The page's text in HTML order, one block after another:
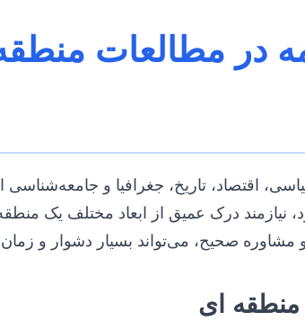
در مطالعات
اقتصاد، تاریخ، جغرافیا و
نیازمند درک عمیق از ابعاد مختلف یک
مشاوره صحیح، می‌تواند بسیار دشوار و
ای